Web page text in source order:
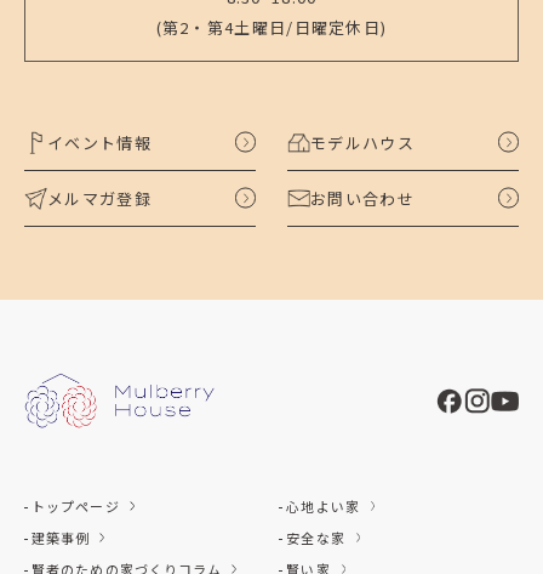
(第2・第4土曜日/日曜定休日)
イベント情報 モデルハウス
メルマガ登録 お問い合わせ
トップページ
建築事例
賢者のための家づくりコラム
心地よい家
安全な家
賢い家